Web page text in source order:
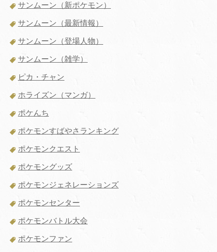
サンムーン（新ポケモン）
サンムーン（最新情報）
サンムーン（登場人物）
サンムーン（雑学）
ピカ・チャン
ホライズン（マンガ）
ポケんち
ポケモンすばやさランキング
ポケモンクエスト
ポケモングッズ
ポケモンジェネレーションズ
ポケモンセンター
ポケモンバトル大会
ポケモンファン